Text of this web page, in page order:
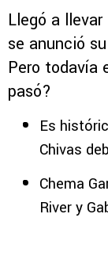
Llegó a
se anunció
Pero todavía
pasó?
Es
Chivas
Chema
River y